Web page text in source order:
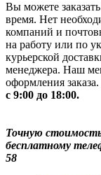
Вы можете
время. Нет
компаний и
на работу или по
курьерской
менеджера. Наш
оформления
с 9:00 до 18:00.
Точную
бесплатному
58